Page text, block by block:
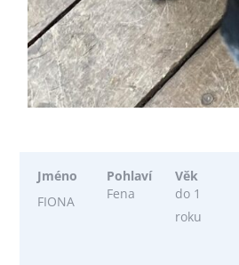
Jméno
FIONA
Pohlaví
Fena
Věk
do 1
roku